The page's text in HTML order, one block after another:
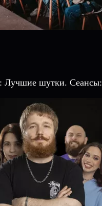
Лучшие шутки. Сеансы: